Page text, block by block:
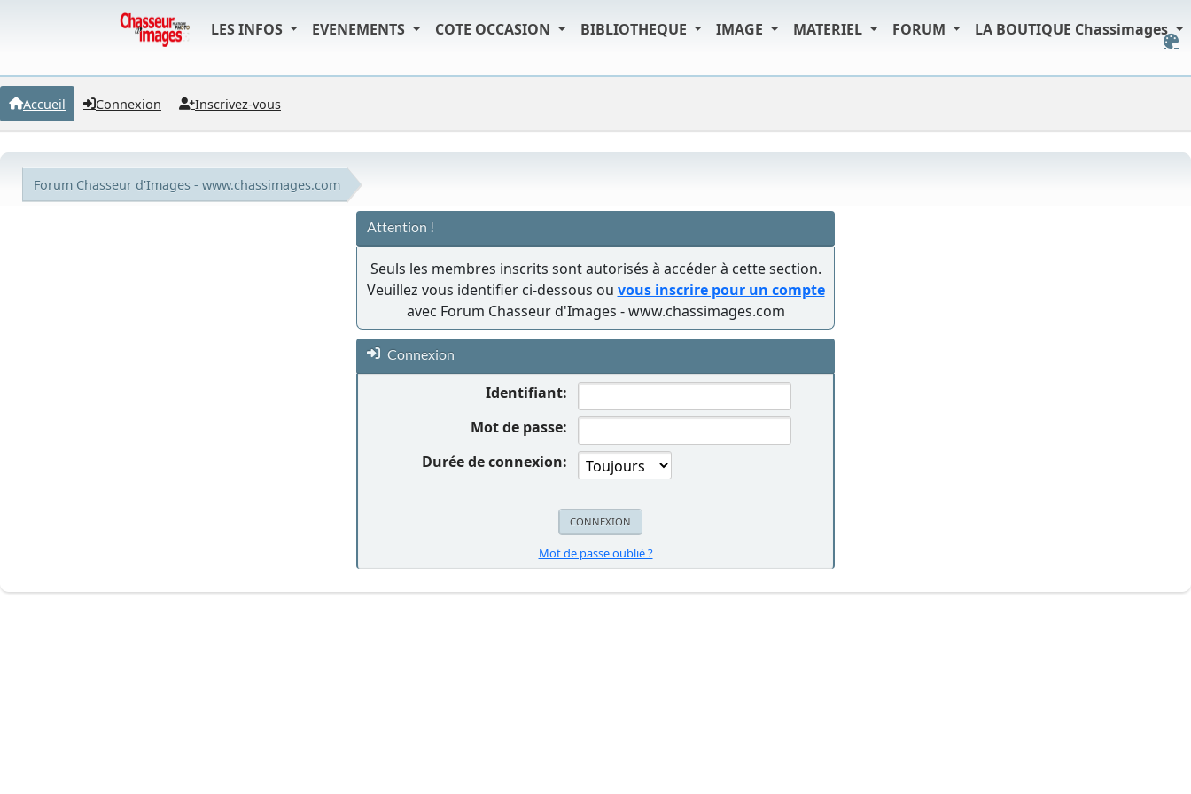
LES INFOS EVENEMENTS COTE OCCASION BIBLIOTHEQUE IMAGE MATERIEL FORUM LA BOUTIQUE Chassimages
Accueil Connexion Inscrivez-vous
Forum Chasseur d'Images - www.chassimages.com
Attention !
Seuls les membres inscrits sont autorisés à accéder à cette section.
Veuillez vous identifier ci-dessous ou vous inscrire pour un compte
avec Forum Chasseur d'Images - www.chassimages.com
Connexion
Identifiant:
Mot de passe:
Durée de connexion:
Mot de passe oublié ?